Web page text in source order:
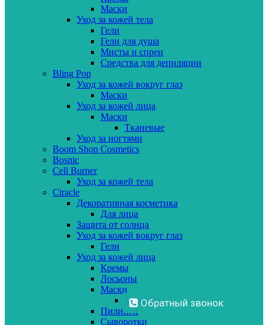
Маски
Уход за кожей тела
Гели
Гели для душа
Мисты и спреи
Средства для депиляции
Bling Pop
Уход за кожей вокруг глаз
Маски
Уход за кожей лица
Маски
Тканевые
Уход за ногтями
Boom Shop Cosmetics
Bosnic
Cell Burner
Уход за кожей тела
Ciracle
Декоративная косметика
Для лица
Защита от солнца
Уход за кожей вокруг глаз
Гели
Уход за кожей лица
Кремы
Лосьоны
Маски
Тканевые
Пилинги
Сыворотки
Обратный звонок